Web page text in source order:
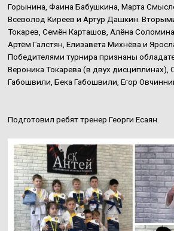
Горынина, Фаина Бабушкина, Марта
Всеволод Киреев и Артур Дашкин.
Токарев, Семён Карташов, Алёна
Артём Галстян, Елизавета Михнёва и
Победителями турнира признаны
Вероника Токарева (в двух дисциплинах),
Габошвили, Бека Габошвили, Егор
Подготовил ребят тренер Георги Есаян.